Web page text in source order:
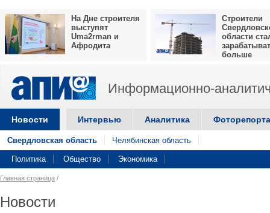
На Дне строителя
выступят
Uma2rman и
Афродита
Строители
области
больше
Информационно-
Новости Интервью Аналитика
Свердловская область Челябинская область
Политика Общество Экономика
Главная страница /
Новости